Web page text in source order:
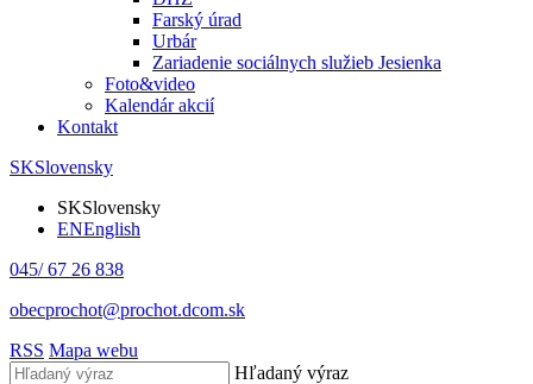
Farský úrad
Urbár
Zariadenie sociálnych služieb Jesienka
Foto&video
Kalendár akcií
Kontakt
SKSlovensky
SKSlovensky
ENEnglish
045/ 67 26 838
obecprochot@prochot.dcom.sk
RSS Mapa webu
Hľadaný výraz